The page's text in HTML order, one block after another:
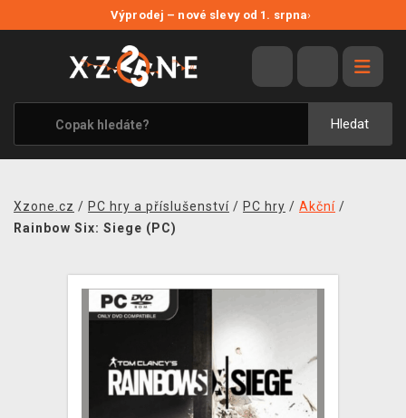
Výprodej – nové slevy od 1. srpna›
Hledat
VÝPRODEJ
VIDEOHRY
XZONE ORIGINALS
TÉMATIKY
MERCHANDISE
Xzone.cz / PC hry a příslušenství / PC hry / Akční /
Rainbow Six: Siege (PC)